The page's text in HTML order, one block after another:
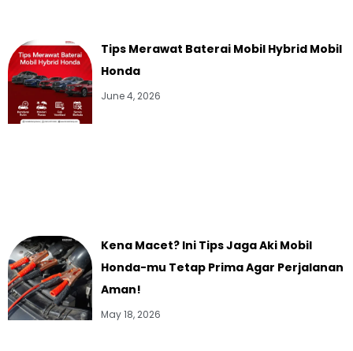
Tips Merawat Baterai Mobil Hybrid Mobil
Honda
June 4, 2026
Kena Macet? Ini Tips Jaga Aki Mobil
Honda-mu Tetap Prima Agar Perjalanan
Aman!
May 18, 2026